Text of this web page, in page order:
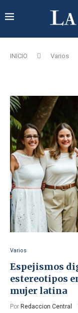
INICIO Varios
Varios
Espejismos
estereotipos
mujer latina
Por Redaccion Central